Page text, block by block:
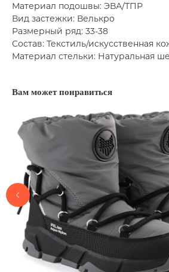
Материал подошвы: ЭВА/ТПР
Вид застежки: Велькро
Размерный ряд: 33-38
Состав: Текстиль/искусственная
Материал стельки: Натуральная
Вам может понравиться